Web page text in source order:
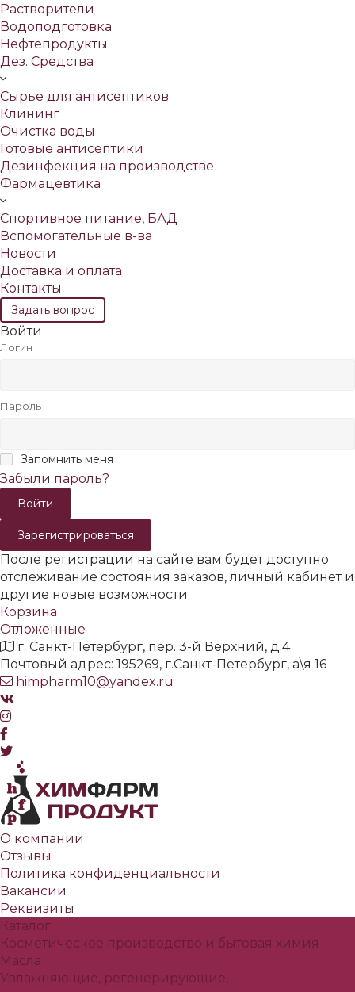
Растворители
Водоподготовка
Нефтепродукты
Дез. Средства
Сырье для антисептиков
Клининг
Очистка воды
Готовые антисептики
Дезинфекция на производстве
Фармацевтика
Спортивное питание, БАД
Вспомогательные в-ва
Новости
Доставка и оплата
Контакты
Задать вопрос
Войти
Логин
Пароль
Запомнить меня
Забыли пароль?
Зарегистрироваться
После регистрации на сайте вам будет доступно
отслеживание состояния заказов, личный кабинет и
другие новые возможности
Корзина
Отложенные
г. Санкт-Петербург, пер. 3-й Верхний, д.4
Почтовый адрес: 195269, г.Санкт-Петербург, а\я 16
himpharm10@yandex.ru
О компании
Отзывы
Политика конфиденциальности
Вакансии
Реквизиты
Каталог
Косметическое производство и бытовая химия
Масла
Увлажняющие, регенерирующие,